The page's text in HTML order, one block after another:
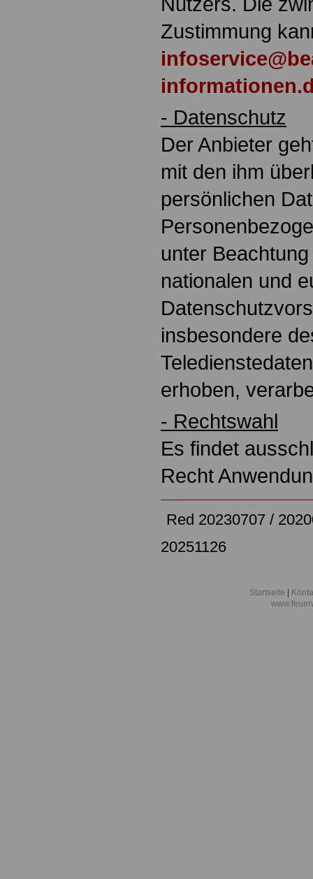
Zustimmung
- Datenschutz
Der Anbieter
mit den ihm
persönlichen
unter
nationalen und
insbesondere
erhoben,
- Rechtswahl
Es findet
Recht
Red 20230707 /
20251126
Startseite